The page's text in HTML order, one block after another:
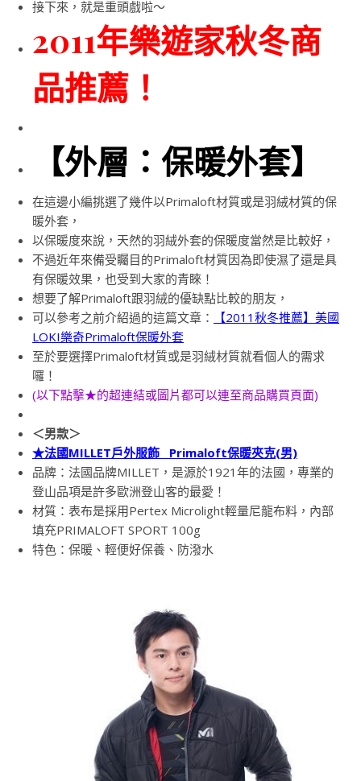
接下來，就是重頭戲啦～
2011年樂遊家秋冬商
品推薦！
【外層：保暖外套】
在這邊小編挑選了幾件以Primaloft材質或是羽絨材質的保
暖外套，
以保暖度來說，天然的羽絨外套的保暖度當然是比較好，
不過近年來備受矚目的Primaloft材質因為即使濕了還是具
有保暖效果，也受到大家的青睞！
想要了解Primaloft跟羽絨的優缺點比較的朋友，
可以參考之前介紹過的這篇文章：
【2011秋冬推薦】美國
LOKI樂奇Primaloft保暖外套
至於要選擇Primaloft材質或是羽絨材質就看個人的需求
囉！
(以下點擊★的超連結或圖片都可以連至商品購買頁面)
＜男款＞
★法國MILLET戶外服飾 Primaloft保暖夾克(男)
品牌：法國品牌MILLET，是源於1921年的法國，專業的
登山品項是許多歐洲登山客的最愛！
材質：表布是採用Pertex Microlight輕量尼龍布料，內部
填充PRIMALOFT SPORT 100g
特色：保暖、輕便好保養、防潑水